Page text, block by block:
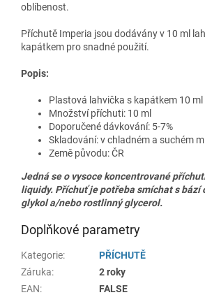
oblíbenost.
Příchutě Imperia jsou dodávány v 10 ml
kapátkem pro snadné použití.
Popis:
Plastová lahvička s kapátkem 10 ml
Množství příchuti: 10 ml
Doporučené dávkování: 5-7%
Skladování: v chladném a suchém
Země původu: ČR
Jedná se o vysoce koncentrované
liquidy. Příchuť je potřeba smíchat s bází
glykol a/nebo rostlinný glycerol.
Doplňkové parametry
Kategorie:
PŘÍCHUTĚ
Záruka:
2 roky
EAN:
FALSE